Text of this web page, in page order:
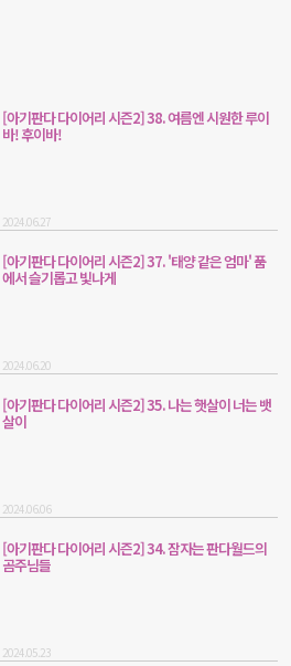
[아기판다 다이어리 시즌2] 38. 여름엔 시원한 루이
바! 후이바!
2024.06.27
[아기판다 다이어리 시즌2] 37. '태양 같은 엄마' 품
에서 슬기롭고 빛나게
2024.06.20
[아기판다 다이어리 시즌2] 35. 나는 햇살이 너는 뱃
살이
2024.06.06
[아기판다 다이어리 시즌2] 34. 잠자는 판다월드의
곰주님들
2024.05.23